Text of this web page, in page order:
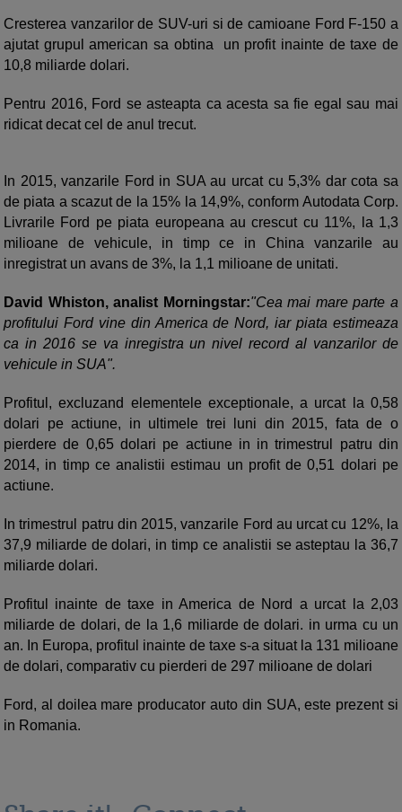
Cresterea vanzarilor de SUV-uri si de camioane Ford F-150 a
ajutat grupul american sa obtina un profit inainte de taxe de
10,8 miliarde dolari.
Pentru 2016, Ford se asteapta ca acesta sa fie egal sau mai
ridicat decat cel de anul trecut.
In 2015, vanzarile Ford in SUA au urcat cu 5,3% dar cota sa
de piata a scazut de la 15% la 14,9%, conform Autodata Corp.
Livrarile Ford pe piata europeana au crescut cu 11%, la 1,3
milioane de vehicule, in timp ce in China vanzarile au
inregistrat un avans de 3%, la 1,1 milioane de unitati.
David Whiston, analist Morningstar:"Cea mai mare parte a
profitului Ford vine din America de Nord, iar piata estimeaza
ca in 2016 se va inregistra un nivel record al vanzarilor de
vehicule in SUA".
Profitul, excluzand elementele exceptionale, a urcat la 0,58
dolari pe actiune, in ultimele trei luni din 2015, fata de o
pierdere de 0,65 dolari pe actiune in in trimestrul patru din
2014, in timp ce analistii estimau un profit de 0,51 dolari pe
actiune.
In trimestrul patru din 2015, vanzarile Ford au urcat cu 12%, la
37,9 miliarde de dolari, in timp ce analistii se asteptau la 36,7
miliarde dolari.
Profitul inainte de taxe in America de Nord a urcat la 2,03
miliarde de dolari, de la 1,6 miliarde de dolari. in urma cu un
an. In Europa, profitul inainte de taxe s-a situat la 131 milioane
de dolari, comparativ cu pierderi de 297 milioane de dolari
Ford, al doilea mare producator auto din SUA, este prezent si
in Romania.